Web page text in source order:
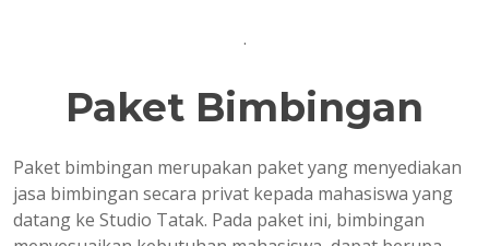
.
Paket Bimbingan
Paket bimbingan merupakan paket yang menyediakan
jasa bimbingan secara privat kepada mahasiswa yang
datang ke Studio Tatak. Pada paket ini, bimbingan